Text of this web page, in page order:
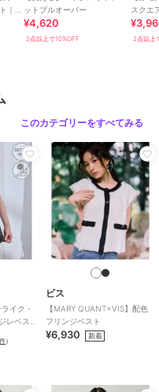
などの閲覧環境により、実
・洗濯ネームを必ずご確認
・ジレ
・ジレ
、61ﾍﾞｰｼﾞｭ
｜フ
ー
ットプルオーバー
¥4,620
2点以上で10%OFF
スクエ
2点以上
このカテゴリーをすべてみる
イク・
レベス
）
ビス
【MARY QUANT×VIS】配色
フリンジベスト
¥6,930 新着